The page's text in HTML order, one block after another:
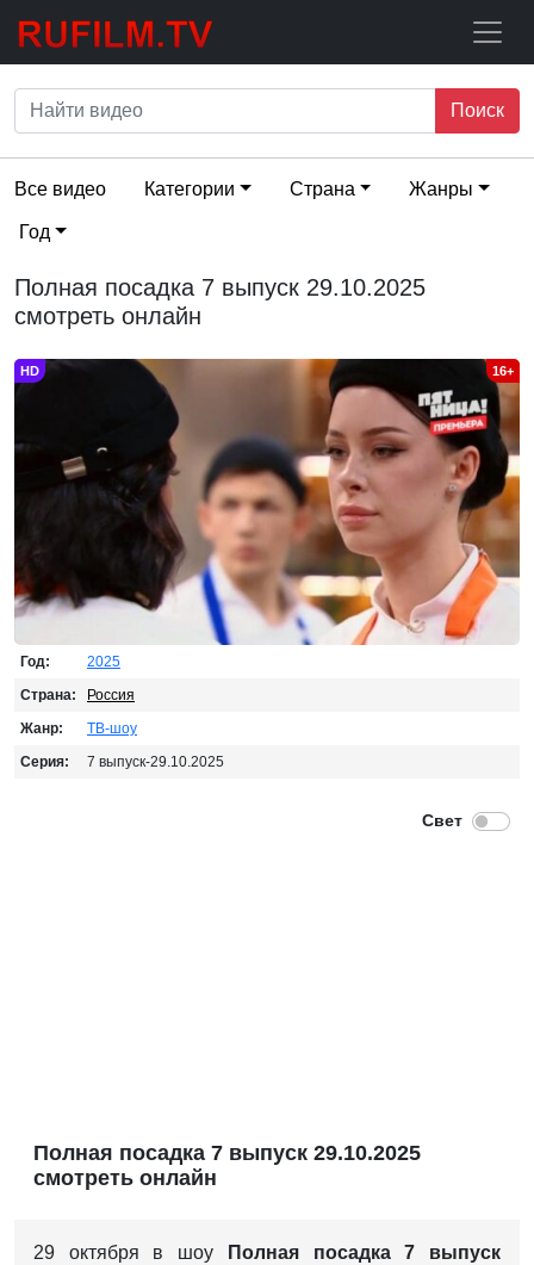
Поиск
Все видео Категории Страна Жанры
Год
Полная посадка 7 выпуск 29.10.2025
смотреть онлайн
HD 16+
Год:
2025
Страна:
Россия
Жанр:
ТВ-шоу
Серия:
7 выпуск-29.10.2025
Полная посадка 7 выпуск 29.10.2025
смотреть онлайн
29 октября в шоу
Полная посадка 7 выпуск